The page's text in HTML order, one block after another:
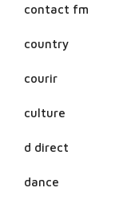
contact fm
country
courir
culture
d direct
dance